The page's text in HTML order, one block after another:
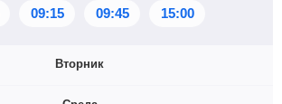
09:15 09:45 15:00
Вторник